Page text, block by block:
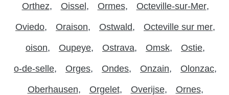
Orthez Oissel Ormes Octeville-sur-Mer
Oviedo Oraison Ostwald Octeville sur mer
oison Oupeye Ostrava Omsk Ostie
o-de-selle Orges Ondes Onzain Olonzac
Oberhausen Orgelet Overijse Ornes